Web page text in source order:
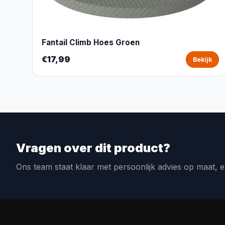
Fantail Climb Hoes Groen
€17,99 Bekijk
Vragen over dit product?
Ons team staat klaar met persoonlijk advies op maat,